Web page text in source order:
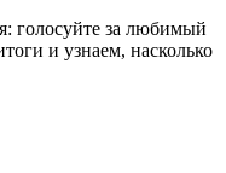
голосуйте за любимый
и узнаем, насколько